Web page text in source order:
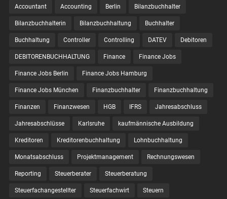
Accountant Accounting Berlin Bilanzbuchhalter
Bilanzbuchhalterin Bilanzbuchhaltung Buchhalter
Buchhaltung Controller Controlling DATEV Debitoren
DEBITORENBUCHHALTUNG Finance Finance Jobs
Finance Jobs Berlin Finance Jobs Hamburg
Finance Jobs München Finanzbuchhalter Finanzbuchhaltung
Finanzen Finanzwesen HGB IFRS Jahresabschluss
Jahresabschlüsse Karlsruhe kaufmännische Ausbildung
Kreditoren Kreditorenbuchhaltung Lohnbuchhaltung
Monatsabschluss Projektmanagement Rechnungswesen
Reporting Steuerberater Steuerberatung
Steuerfachangestellter Steuerfachwirt Steuern